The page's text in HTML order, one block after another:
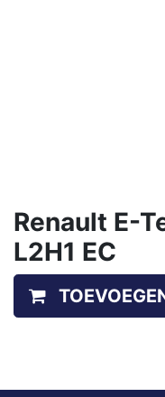
Renault E-
L2H1 EC